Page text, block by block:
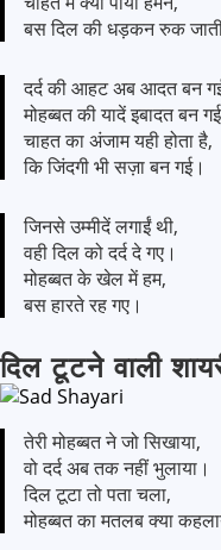
बस दिल की धड़कन रुक
दर्द की आहट अब आदत बन
मोहब्बत की यादें इबादत बन
चाहत का अंजाम यही होता है,
कि जिंदगी भी सज़ा बन गई।
जिनसे उम्मीदें लगाईं थी,
वही दिल को दर्द दे गए।
मोहब्बत के खेल में हम,
बस हारते रह गए।
दिल टूटने वाली
तेरी मोहब्बत ने जो सिखाया,
वो दर्द अब तक नहीं भुलाया।
दिल टूटा तो पता चला,
मोहब्बत का मतलब क्या